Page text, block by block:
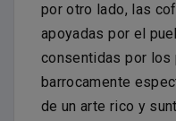
por otro lado, las
apoyadas por el
consentidas por los
barrocamente
de un arte rico y